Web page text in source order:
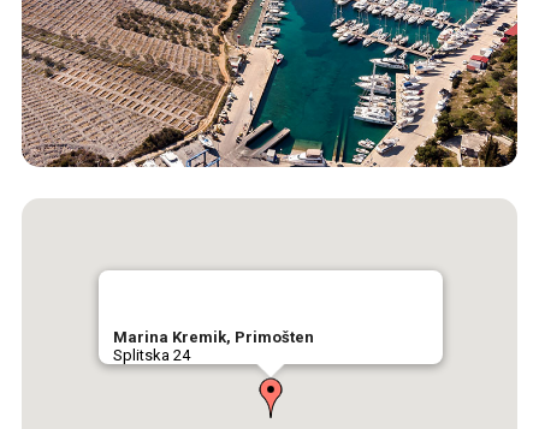
Marina Kremik, Primošten
Splitska 24